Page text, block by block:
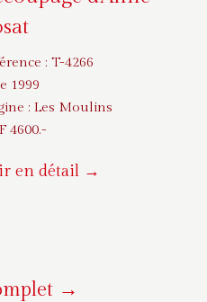
: T-4266
1999
: Les Moulins
4600.-
en détail →
→